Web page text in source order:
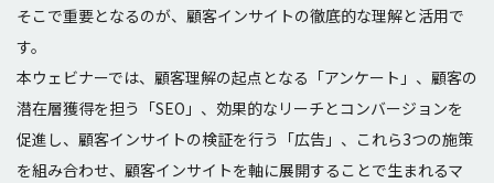
そこで重要となるのが、顧客インサイトの徹底的な理解と活用で
す。
本ウェビナーでは、顧客理解の起点となる「アンケート」、顧客の
潜在層獲得を担う「SEO」、効果的なリーチとコンバージョンを
促進し、顧客インサイトの検証を行う「広告」、これら3つの施策
を組み合わせ、顧客インサイトを軸に展開することで生まれるマ